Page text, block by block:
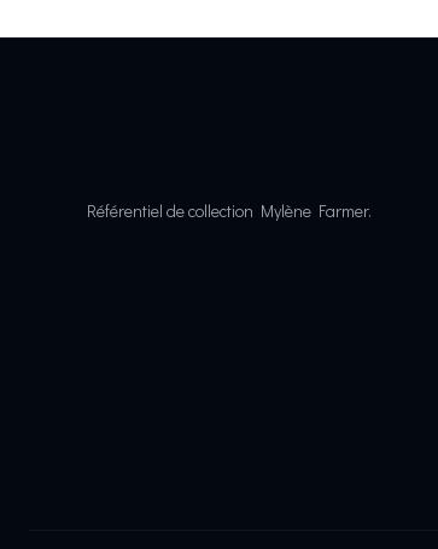
Référentiel de collection Mylène Farmer.